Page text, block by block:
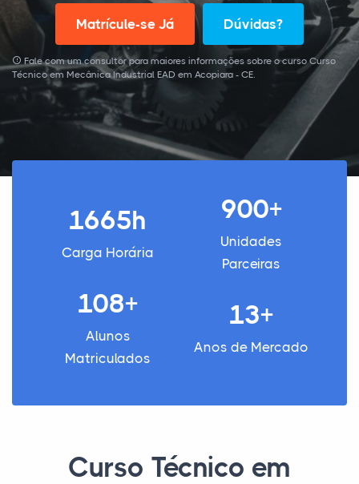
Matrícule-se Já Dúvidas?
Fale com um consultor para maiores informações sobre o curso Curso
Técnico em Mecânica Industrial EAD em Acopiara - CE.
1665h
Carga Horária
900+
Unidades
Parceiras
108+
Alunos
Matriculados
13+
Anos de Mercado
Curso Técnico em